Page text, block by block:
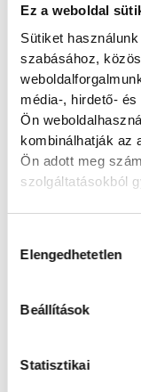
Ez a weboldal
Sütiket
szabásához,
média-, hirdető-
Ön
kombinálhatják az
Ön adott meg
szolgáltatásokból
Elengedhetetlen
Beállítások
Statisztikai
sok-sok
veszprémi
Balassa
mutatja be,
Az év
Perseidák
napon